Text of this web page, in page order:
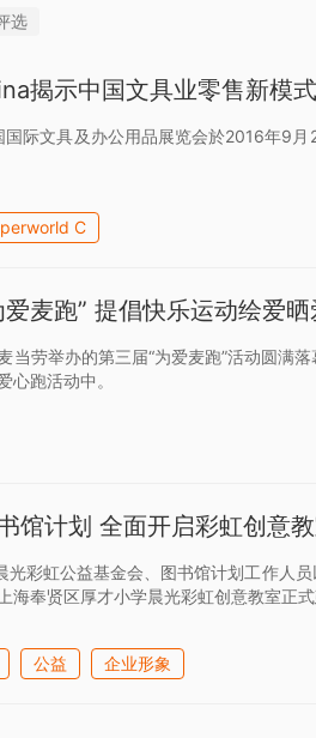
选
揭示中国文具业零售新模式
际文具及办公用品展览会於2016年9
C
麦跑” 提倡快乐运动绘爱晒
当劳举办的第三届“为爱麦跑”活动圆满
心跑活动中。
馆计划 全面开启彩虹创意
彩虹公益基金会、图书馆计划工作人
海奉贤区厚才小学晨光彩虹创意教室正式
公益 企业形象